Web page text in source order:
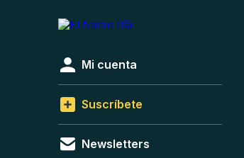
Mi cuenta
Suscríbete
Newsletters